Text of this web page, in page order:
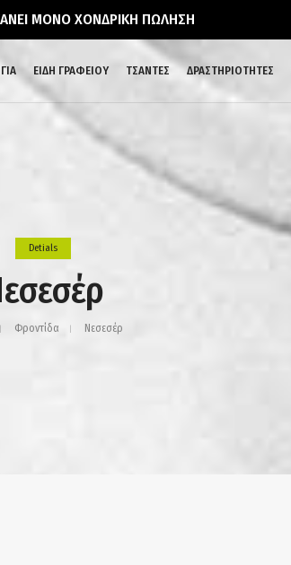
ΜΟΝΟ ΧΟΝΔΡΙΚΗ ΠΩΛΗΣΗ
ΕΙΔΗ ΓΡΑΦΕΙΟΥ ΤΣΑΝΤΕΣ ΔΡΑΣΤΗΡΙΟΤΗΤΕΣ
Detials
Φροντίδα Νεσεσέρ